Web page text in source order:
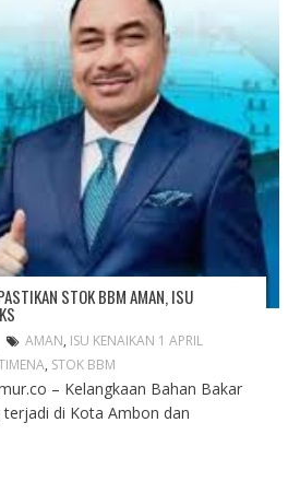
STOK BBM AMAN, ISU
AMAN, ISU KENAIKAN 1 APRIL
, STOK BBM
– Kelangkaan Bahan Bakar
di Kota Ambon dan